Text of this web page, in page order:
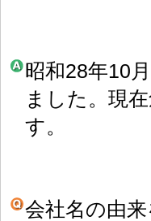
昭和28年10
ました。現
す。
会社名の由来